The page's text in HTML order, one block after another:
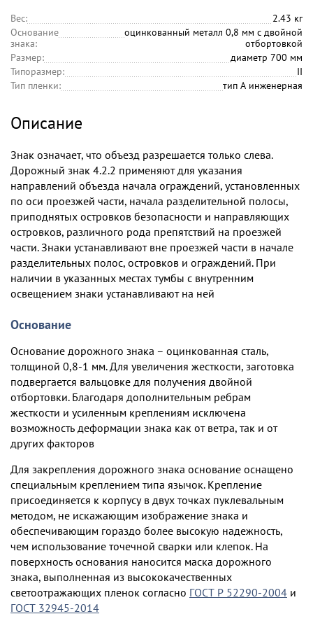
Вес:
2.43 кг
Основание
знака:
оцинкованный металл 0,8 мм с двойной
отбортовкой
Размер:
диаметр 700 мм
Типоразмер:
II
Тип пленки:
тип А инженерная
Описание
Знак означает, что объезд разрешается только слева.
Дорожный знак 4.2.2 применяют для указания
направлений объезда начала ограждений, установленных
по оси проезжей части, начала разделительной полосы,
приподнятых островков безопасности и направляющих
островков, различного рода препятствий на проезжей
части. Знаки устанавливают вне проезжей части в начале
разделительных полос, островков и ограждений. При
наличии в указанных местах тумбы с внутренним
освещением знаки устанавливают на ней
Основание
Основание дорожного знака – оцинкованная сталь,
толщиной 0,8-1 мм. Для увеличения жесткости, заготовка
подвергается вальцовке для получения двойной
отбортовки. Благодаря дополнительным ребрам
жесткости и усиленным креплениям исключена
возможность деформации знака как от ветра, так и от
других факторов
Для закрепления дорожного знака основание оснащено
специальным креплением типа язычок. Крепление
присоединяется к корпусу в двух точках пуклевальным
методом, не искажающим изображение знака и
обеспечивающим гораздо более высокую надежность,
чем использование точечной сварки или клепок. На
поверхность основания наносится маска дорожного
знака, выполненная из высококачественных
светоотражающих пленок согласно ГОСТ Р 52290-2004 и
ГОСТ 32945-2014